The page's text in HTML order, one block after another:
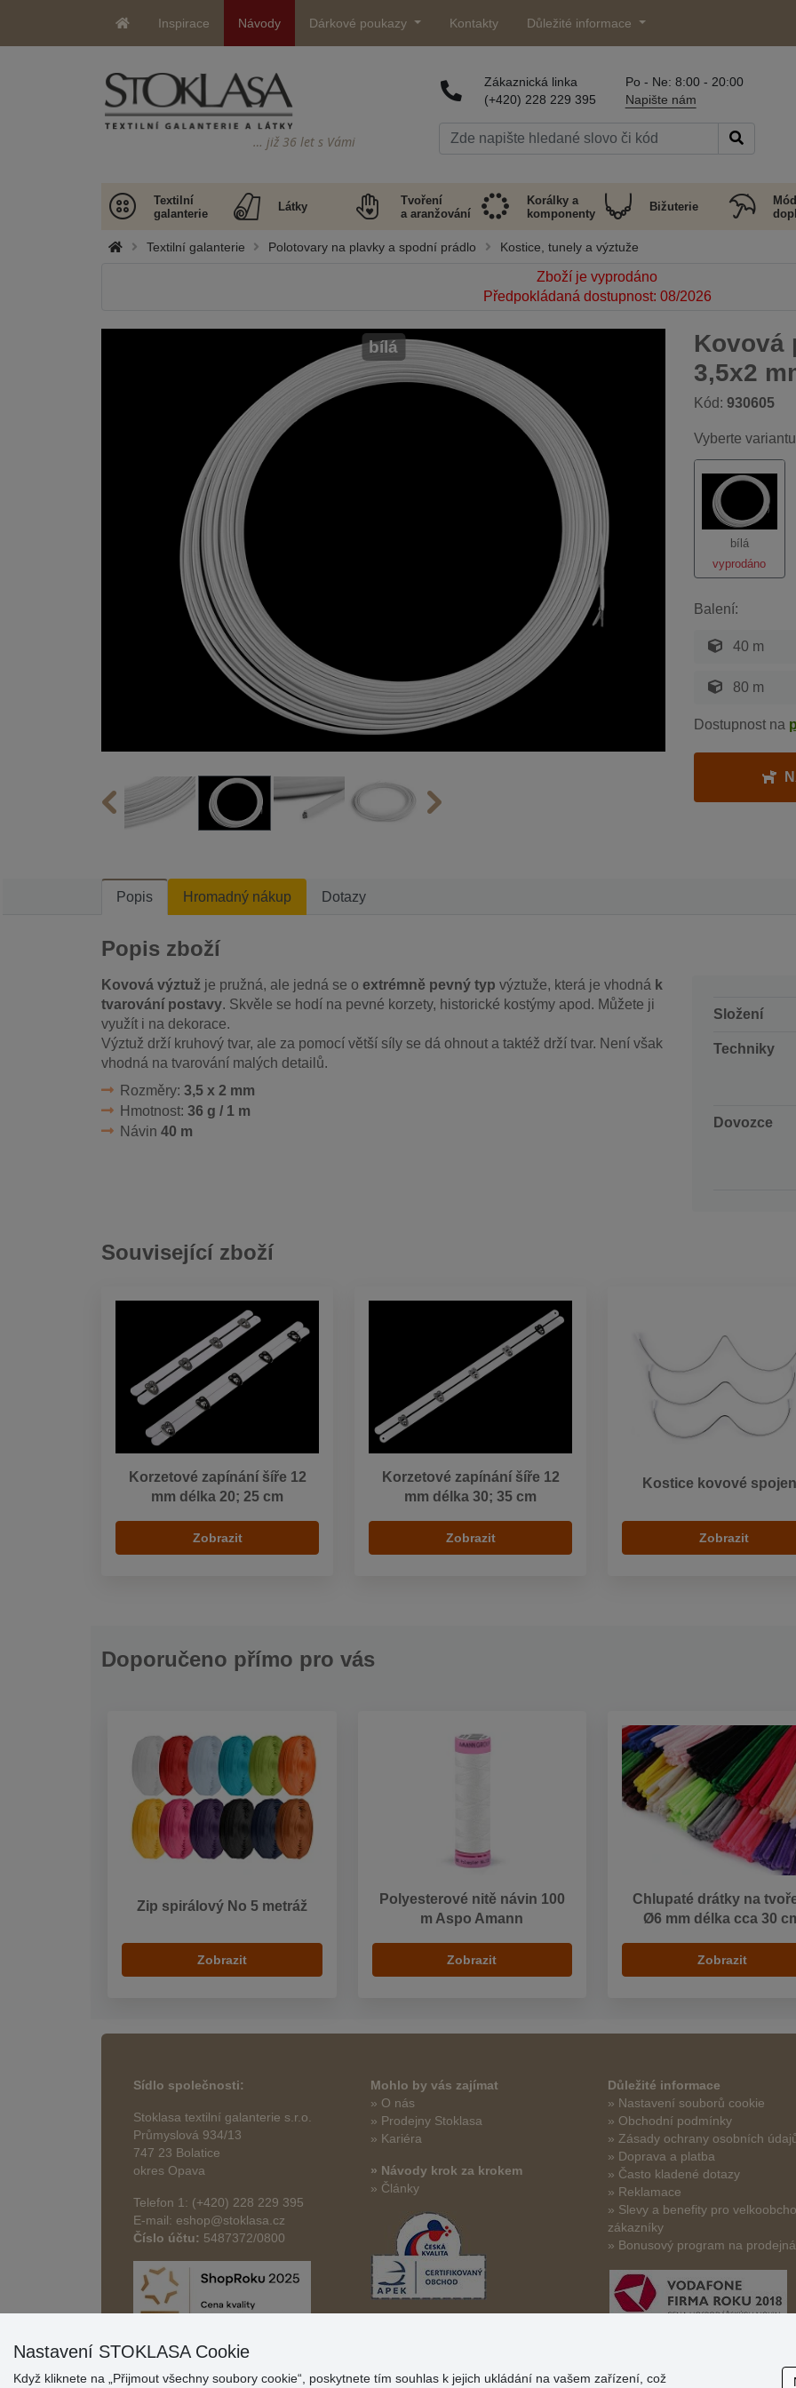
Inspirace Návody Dárkové poukazy Kontakty Důležité informace
… již 36 let s Vámi
Zákaznická linka
(+420) 228 229 395
Po - Ne: 8:00 - 20:00
Napište nám
Textilní
galanterie
Látky
Tvoření
a aranžování
Korálky a
komponenty
Bižuterie
Textilní galanterie Polotovary na plavky a spodní prádlo Kostice, tunely a výztuže
Zboží je vyprodáno
Předpokládaná dostupnost: 08/2026
Kovová
3,5x2
Kód: 930605
bílá
Vyberte
bílá
vyprodáno
Balení:
40 m
80 m
Dostupnost na
Popis Hromadný nákup Dotazy
Popis zboží
Kovová výztuž je pružná, ale jedná se o extrémně pevný typ výztuže, která je vhodná k
tvarování postavy. Skvěle se hodí na pevné korzety, historické kostýmy apod. Můžete ji
využít i na dekorace.
Výztuž drží kruhový tvar, ale za pomocí větší síly se dá ohnout a taktéž drží tvar. Není však
vhodná na tvarování malých detailů.
Rozměry: 3,5 x 2 mm
Hmotnost: 36 g / 1 m
Návin 40 m
Složení
Techniky
Dovozce
Související zboží
Korzetové zapínání šíře 12
mm délka 20; 25 cm
Zobrazit
Korzetové zapínání šíře 12
mm délka 30; 35 cm
Zobrazit
Kostice kovové
Zobrazit
Doporučeno přímo pro vás
Zip spirálový No 5 metráž
Zobrazit
Polyesterové nitě návin 100
m Aspo Amann
Zobrazit
Chlupaté drátky na
Ø6 mm délka cca 30
Zobrazit
Sídlo společnosti:
Stoklasa textilní galanterie s.r.o.
Průmyslová 934/13
747 23 Bolatice
okres Opava
Telefon 1: (+420) 228 229 395
E-mail: eshop@stoklasa.cz
Číslo účtu: 5487372/0800
Mohlo by vás zajímat
» O nás
» Prodejny Stoklasa
» Kariéra
» Návody krok za krokem
» Články
Důležité informace
» Nastavení souborů cookie
» Obchodní podmínky
» Zásady ochrany osobních
» Doprava a platba
» Často kladené dotazy
» Reklamace
» Slevy a benefity pro
zákazníky
» Bonusový program na
Nastavení STOKLASA Cookie
Když kliknete na „Přijmout všechny soubory cookie“, poskytnete tím souhlas k jejich ukládání na vašem zařízení, což